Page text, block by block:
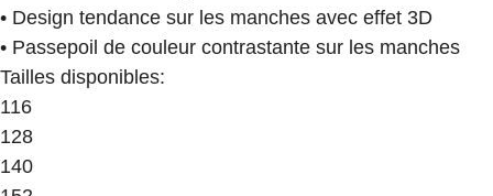
• Design tendance sur les manches avec effet 3D
• Passepoil de couleur contrastante sur les manches
Tailles disponibles:
116
128
140